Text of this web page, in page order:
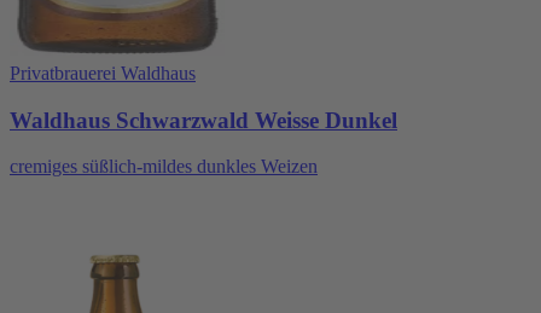
Privatbrauerei Waldhaus
Waldhaus Schwarzwald Weisse Dunkel
cremiges süßlich-mildes dunkles Weizen